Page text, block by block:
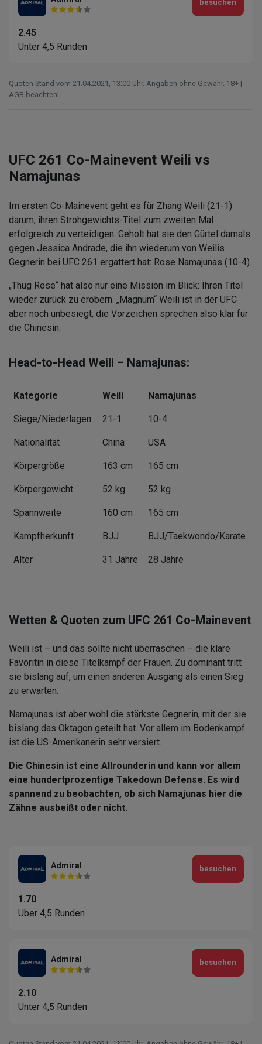
2.45
Unter 4,5 Runden
besuchen
Quoten Stand vom 21.04.2021‚ 13⁚00 Uhr. Angaben ohne Gewähr. 18+ |
AGB beachten!
UFC 261 Co-Mainevent Weili vs
Namajunas
Im ersten Co-Mainevent geht es für Zhang Weili (21-1)
darum, ihren Strohgewichts-Titel zum zweiten Mal
erfolgreich zu verteidigen. Geholt hat sie den Gürtel damals
gegen Jessica Andrade, die ihn wiederum von Weilis
Gegnerin bei UFC 261 ergattert hat: Rose Namajunas (10-4).
„Thug Rose“ hat also nur eine Mission im Blick: Ihren Titel
wieder zurück zu erobern. „Magnum“ Weili ist in der UFC
aber noch unbesiegt, die Vorzeichen sprechen also klar für
die Chinesin.
Head-to-Head Weili – Namajunas:
Kategorie Weili Namajunas
Siege/Niederlagen 21-1 10-4
Nationalität China USA
Körpergröße 163 cm 165 cm
Körpergewicht 52 kg 52 kg
Spannweite 160 cm 165 cm
Kampfherkunft BJJ BJJ/Taekwondo/Karate
Alter 31 Jahre 28 Jahre
Wetten & Quoten zum UFC 261 Co-Mainevent
Weili ist – und das sollte nicht überraschen – die klare
Favoritin in diese Titelkampf der Frauen. Zu dominant tritt
sie bislang auf, um einen anderen Ausgang als einen Sieg
zu erwarten.
Namajunas ist aber wohl die stärkste Gegnerin, mit der sie
bislang das Oktagon geteilt hat. Vor allem im Bodenkampf
ist die US-Amerikanerin sehr versiert.
Die Chinesin ist eine Allrounderin und kann vor allem
eine hundertprozentige Takedown Defense. Es wird
spannend zu beobachten, ob sich Namajunas hier die
Zähne ausbeißt oder nicht.
Admiral
1.70
Über 4,5 Runden
besuchen
Admiral
2.10
Unter 4,5 Runden
besuchen